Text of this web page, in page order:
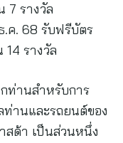
7 รางวัล
.ค. 68 รับฟรีบัตร
รางวัล
ท่านสำหรับการ
ท่านและรถยนต์ของ
สด้า เป็นส่วนหนึ่ง